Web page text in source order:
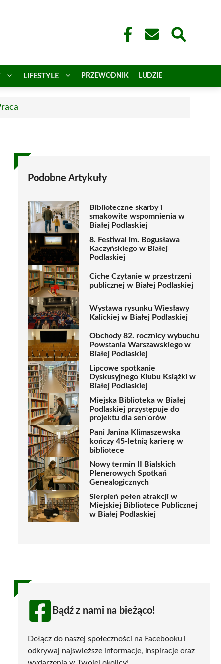
LIFESTYLE PRZEWODNIK LUDZIE
Podobne Artykuły
Biblioteczne skarby i
smakowite wspomnienia w
Białej Podlaskiej
8. Festiwal im. Bogusława
Kaczyńskiego w Białej
Podlaskiej
Ciche Czytanie w przestrzeni
publicznej w Białej Podlaskiej
Wystawa rysunku Wiesławy
Kalickiej w Białej Podlaskiej
Obchody 82. rocznicy wybuchu
Powstania Warszawskiego w
Białej Podlaskiej
Lipcowe spotkanie
Dyskusyjnego Klubu Książki w
Białej Podlaskiej
Miejska Biblioteka w Białej
Podlaskiej przystępuje do
projektu dla seniorów
Pani Janina Klimaszewska
kończy 45-letnią karierę w
bibliotece
Nowy termin II Bialskich
Plenerowych Spotkań
Genealogicznych
Sierpień pełen atrakcji w
Miejskiej Bibliotece Publicznej
w Białej Podlaskiej
Bądź z nami na bieżąco!
Dołącz do naszej społeczności na Facebooku i
odkrywaj najświeższe informacje, inspiracje oraz
wydarzenia w Twojej okolicy!